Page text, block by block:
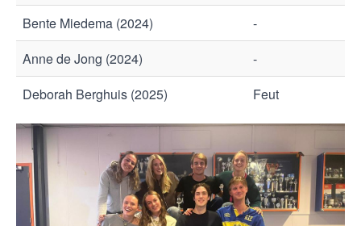
Bente Miedema (2024)
-
Anne de Jong (2024)
-
Deborah Berghuis (2025)
Feut